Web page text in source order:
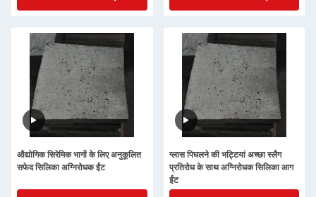
औद्योगिक सिरेमिक भागों के लिए अनुकूलित
सफेद सिलिका अग्निरोधक ईंट
ग्लास पिघलने की भट्टियां अच्छा स्लैग
प्रतिरोध के साथ अग्निरोधक सिलिका आग
ईंट